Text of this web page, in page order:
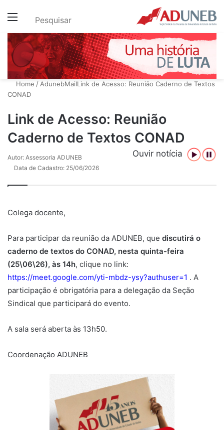
Menu Pesquisar
Home /AdunebMailLink de Acesso: Reunião Caderno de Textos
CONAD
Link de Acesso: Reunião
Caderno de Textos CONAD
Ouvir notícia
Autor: Assessoria ADUNEB
Data de Cadastro: 25/06/2026
Colega docente,
Para participar da reunião da ADUNEB, que discutirá o
caderno de textos do CONAD, nesta quinta-feira
(25\06\26), às 14h, clique no link:
https://meet.google.com/yti-mbdz-ysy?authuser=1 . A
participação é obrigatória para a delegação da Seção
Sindical que participará do evento.
A sala será aberta às 13h50.
Coordenação ADUNEB